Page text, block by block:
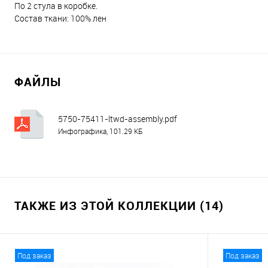
По 2 стула в коробке.
Состав ткани: 100% лен
ФАЙЛЫ
5750-75411-ltwd-assembly.pdf
Инфографика, 101.29 КБ
ТАКЖЕ ИЗ ЭТОЙ КОЛЛЕКЦИИ (14)
Под заказ Под заказ